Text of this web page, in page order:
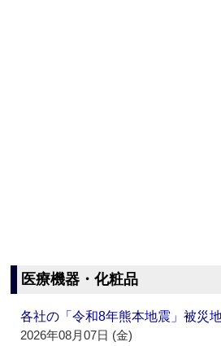
医療機器・化粧品
各社の「令和8年熊本地震」被災
2026年08月07日 (金)